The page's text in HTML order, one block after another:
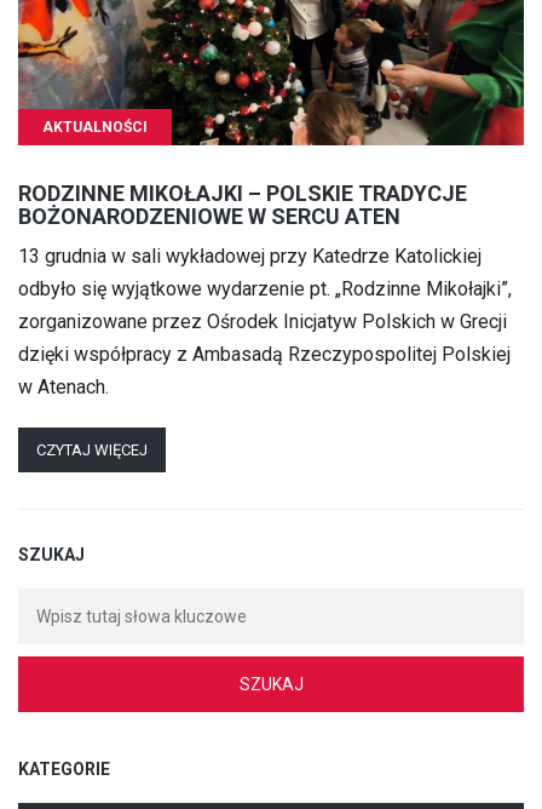
AKTUALNOŚCI
RODZINNE MIKOŁAJKI – POLSKIE TRADYCJE
BOŻONARODZENIOWE W SERCU ATEN
13 grudnia w sali wykładowej przy Katedrze Katolickiej
odbyło się wyjątkowe wydarzenie pt. „Rodzinne Mikołajki”,
zorganizowane przez Ośrodek Inicjatyw Polskich w Grecji
dzięki współpracy z Ambasadą Rzeczypospolitej Polskiej
w Atenach.
CZYTAJ WIĘCEJ
SZUKAJ
KATEGORIE